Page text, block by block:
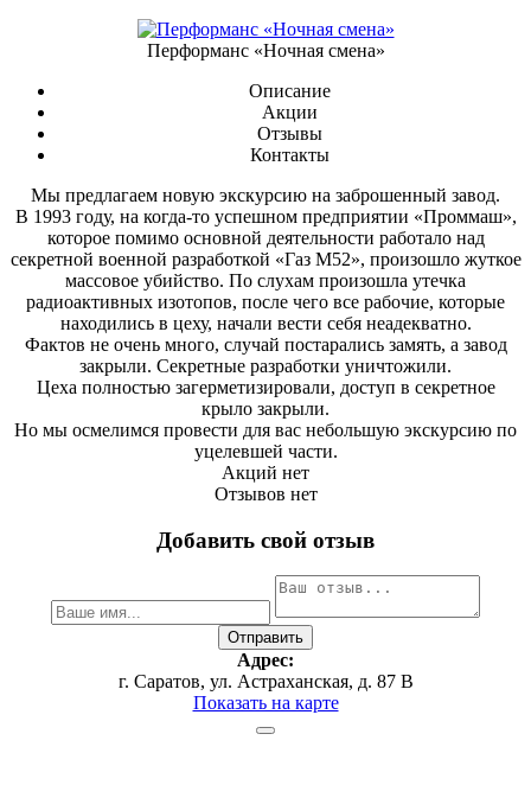
Перформанс «Ночная смена»
Описание
Акции
Отзывы
Контакты
Мы предлагаем новую экскурсию на заброшенный завод.
В 1993 году, на когда-то успешном предприятии «Проммаш»,
которое помимо основной деятельности работало над
секретной военной разработкой «Газ М52», произошло жуткое
массовое убийство. По слухам произошла утечка
радиоактивных изотопов, после чего все рабочие, которые
находились в цеху, начали вести себя неадекватно.
Фактов не очень много, случай постарались замять, а завод
закрыли. Секретные разработки уничтожили.
Цеха полностью загерметизировали, доступ в секретное
крыло закрыли.
Но мы осмелимся провести для вас небольшую экскурсию по
уцелевшей части.
Акций нет
Отзывов нет
Добавить свой отзыв
Адрес:
г. Саратов, ул. Астраханская, д. 87 В
Показать на карте